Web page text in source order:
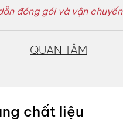
đóng gói và vận chuyển
QUAN TÂM
chất liệu